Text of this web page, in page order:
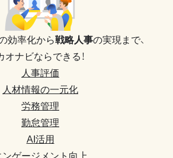
効率化から戦略人事の実現まで、
オナビならできる！
人事評価
人材情報の一元化
労務管理
勤怠管理
AI活用
ンゲージメント向上